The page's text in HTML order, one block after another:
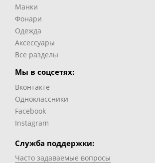
Манки
Фонари
Одежда
Аксессуары
Все разделы
Мы в соцсетях:
Вконтакте
Одноклассники
Facebook
Instagram
Служба поддержки:
Часто задаваемые вопросы